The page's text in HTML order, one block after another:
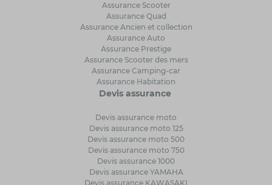
Assurance Scooter
Assurance Quad
Assurance Ancien et collection
Assurance Auto
Assurance Prestige
Assurance Scooter des mers
Assurance Camping-car
Assurance Habitation
Devis assurance
Devis assurance moto
Devis assurance moto 125
Devis assurance moto 500
Devis assurance moto 750
Devis assurance 1000
Devis assurance YAMAHA
Devis assurance KAWASAKI